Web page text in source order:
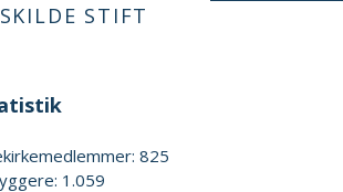
STIFT
825
1.059